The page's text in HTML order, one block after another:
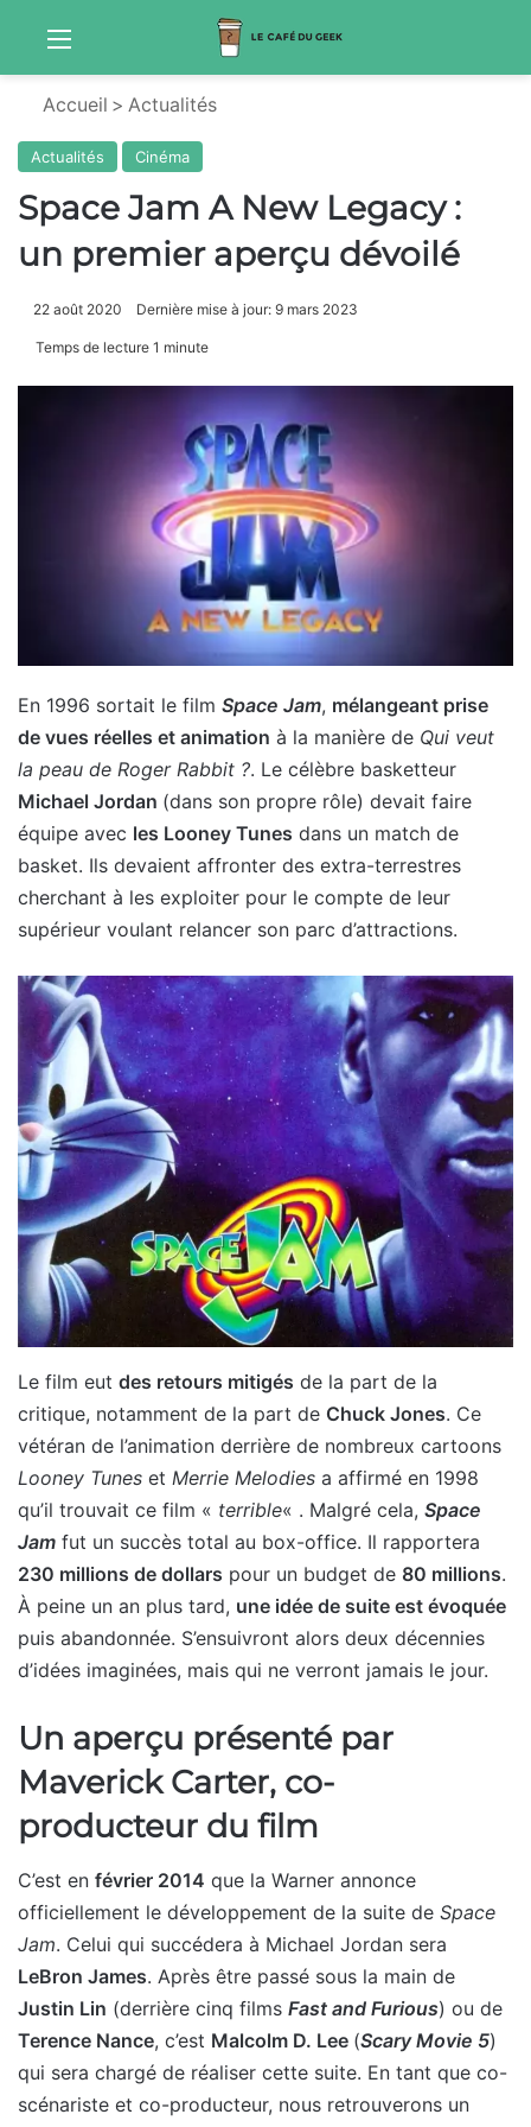
Menu
Accueil > Actualités
Actualités Cinéma
Space Jam A New Legacy :
un premier aperçu dévoilé
22 août 2020 Dernière mise à jour: 9 mars 2023
Temps de lecture 1 minute
En 1996 sortait le film Space Jam, mélangeant prise
de vues réelles et animation à la manière de Qui veut
la peau de Roger Rabbit ?. Le célèbre basketteur
Michael Jordan (dans son propre rôle) devait faire
équipe avec les Looney Tunes dans un match de
basket. Ils devaient affronter des extra-terrestres
cherchant à les exploiter pour le compte de leur
supérieur voulant relancer son parc d’attractions.
Le film eut des retours mitigés de la part de la
critique, notamment de la part de Chuck Jones. Ce
vétéran de l’animation derrière de nombreux cartoons
Looney Tunes et Merrie Melodies a affirmé en 1998
qu’il trouvait ce film « terrible« . Malgré cela, Space
Jam fut un succès total au box-office. Il rapportera
230 millions de dollars pour un budget de 80 millions.
À peine un an plus tard, une idée de suite est évoquée
puis abandonnée. S’ensuivront alors deux décennies
d’idées imaginées, mais qui ne verront jamais le jour.
Un aperçu présenté par
Maverick Carter, co-
producteur du film
C’est en février 2014 que la Warner annonce
officiellement le développement de la suite de Space
Jam. Celui qui succédera à Michael Jordan sera
LeBron James. Après être passé sous la main de
Justin Lin (derrière cinq films Fast and Furious) ou de
Terence Nance, c’est Malcolm D. Lee (Scary Movie 5)
qui sera chargé de réaliser cette suite. En tant que co-
scénariste et co-producteur, nous retrouverons un